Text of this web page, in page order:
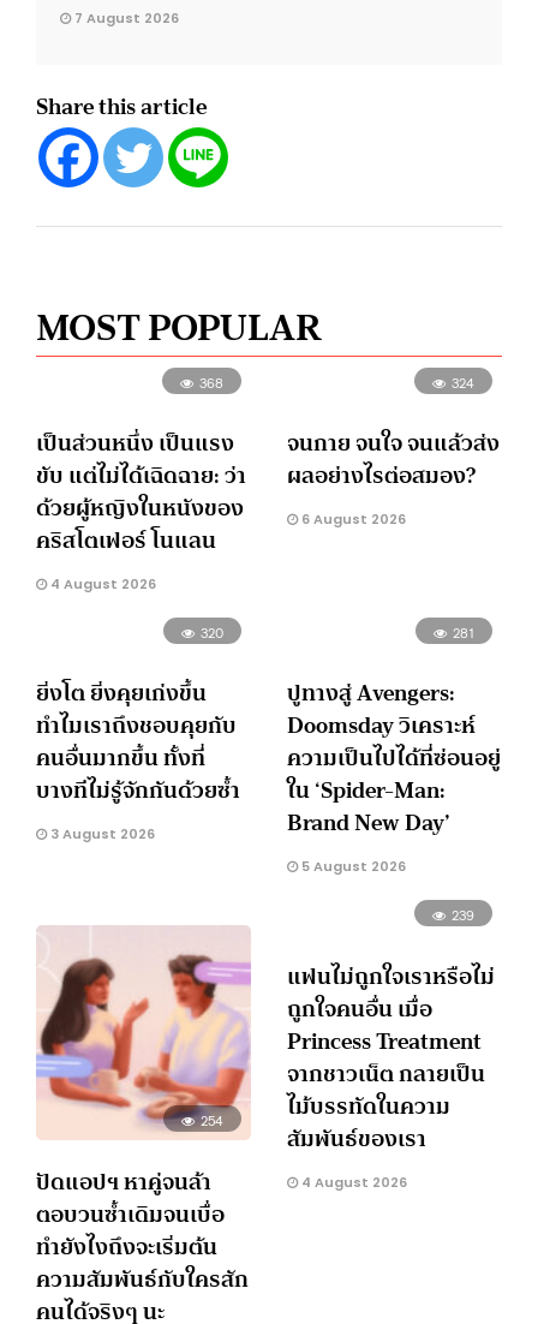
7 August 2026
Share this article
MOST POPULAR
368
เป็นส่วนหนึ่ง เป็นแรง
ขับ แต่ไม่ได้เฉิดฉาย: ว่า
ด้วยผู้หญิงในหนังของ
คริสโตเฟอร์ โนแลน
4 August 2026
324
จนกาย จนใจ จนแล้วส่ง
ผลอย่างไรต่อสมอง?
6 August 2026
320
ยิ่งโต ยิ่งคุยเก่งขึ้น
ทำไมเราถึงชอบคุยกับ
คนอื่นมากขึ้น ทั้งที่
บางทีไม่รู้จักกันด้วยซ้ำ
3 August 2026
281
ปูทางสู่ Avengers:
Doomsday วิเคราะห์
ความเป็นไปได้ที่ซ่อนอยู่
ใน ‘Spider-Man:
Brand New Day’
5 August 2026
254
ปัดแอปฯ หาคู่จนล้า
ตอบวนซ้ำเดิมจนเบื่อ
ทำยังไงถึงจะเริ่มต้น
ความสัมพันธ์กับใครสัก
คนได้จริงๆ นะ
239
แฟนไม่ถูกใจเราหรือไม่
ถูกใจคนอื่น เมื่อ
Princess Treatment
จากชาวเน็ต กลายเป็น
ไม้บรรทัดในความ
สัมพันธ์ของเรา
4 August 2026